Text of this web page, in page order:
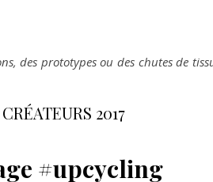
des prototypes ou des chutes de
2017
#upcycling